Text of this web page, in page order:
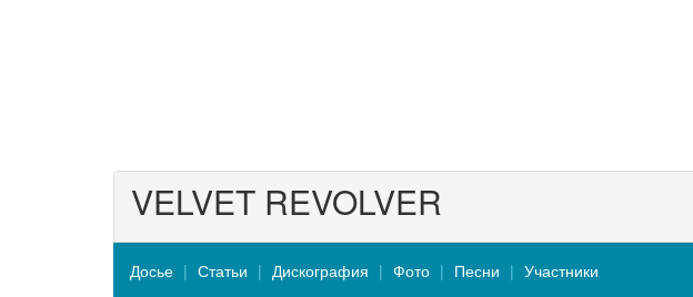
VELVET REVOLVER
Досье Статьи Дискография Фото Песни Участники